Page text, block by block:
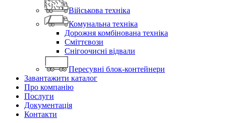
Військова техніка
Комунальна техніка
Дорожня комбінована техніка
Сміттєвози
Снігоочисні відвали
Пересувні блок-контейнери
Завантажити каталог
Про компанію
Послуги
Документація
Контакти